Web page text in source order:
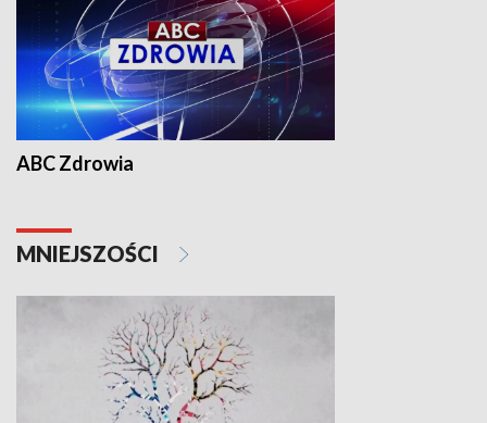
ABC Zdrowia
MNIEJSZOŚCI